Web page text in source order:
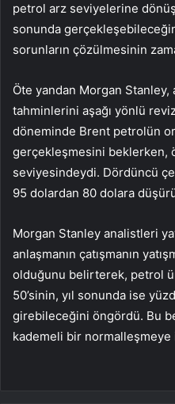
petrol arz seviyelerine
sonunda
sorunların çözülmesinin
Öte yandan Morgan
tahminlerini aşağı yönlü
döneminde Brent petrolün
gerçekleşmesini beklerken,
seviyesindeydi. Dördüncü
95 dolardan 80 dolara
Morgan Stanley analistleri
anlaşmanın çatışmanın
olduğunu belirterek, petrol
50’sinin, yıl sonunda ise
girebileceğini öngördü. Bu
kademeli bir normalleşmeye